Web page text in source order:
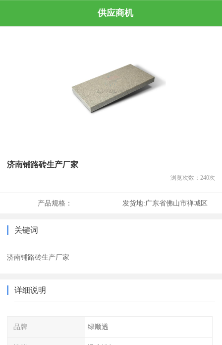
供应商机
济南铺路砖生产厂家
浏览次数： 240次
产品规格： 发货地:广东省佛山市禅城区
关键词
济南铺路砖生产厂家
详细说明
品牌 绿顺透